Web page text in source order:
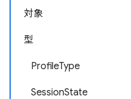
対象
型
ProfileType
SessionState